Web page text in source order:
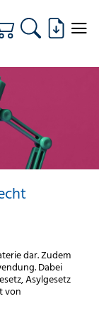
dar. Zudem
Dabei
Asylgesetz
von